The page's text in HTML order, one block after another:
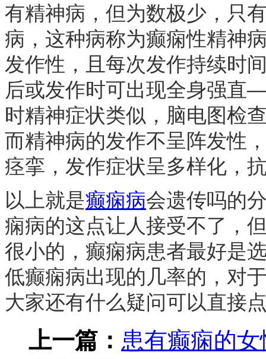
有精神病，但为数极少，只
病，这种病称为癫痫性精神
发作性，且每次发作持续时
后或发作时可出现全身强
时精神症状类似，脑电图检
而精神病的发作不呈阵发性
痉挛，发作症状呈多样化，
以上就是癫痫病会遗传吗的
痫病的这点让人接受不了，
很小的，癫痫病患者最好是
低癫痫病出现的几率的，对
大家还有什么疑问可以直接
上一篇： 患有癫痫的